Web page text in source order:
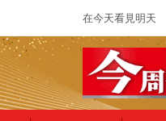
在今天看見明天